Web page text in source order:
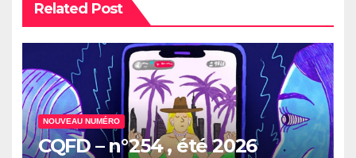
Related Post
NOUVEAU NUMÉRO
CQFD – n°254 , été 2026